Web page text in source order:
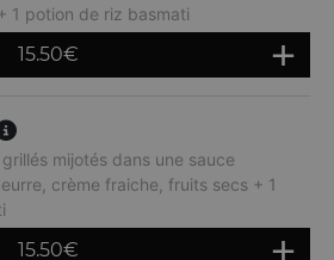
1 potion de riz basmati
15.50€
mijotés dans une sauce
crème fraiche, fruits secs + 1
15.50€